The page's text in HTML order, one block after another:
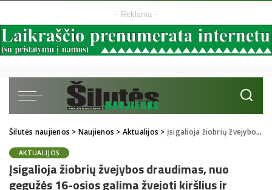
– Reklama –
Šilutės naujienos > Naujienos > Aktualijos > Įsigalioja žiobrių žvejybos draudimas, nuo gegužės 16-osios galima žvejoti kiršlius ir salačius
AKTUALIJOS
Įsigalioja žiobrių žvejybos draudimas, nuo
gegužės 16-osios galima žvejoti kiršlius ir